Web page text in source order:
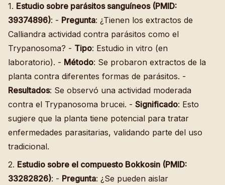
1. Estudio sobre parásitos sanguíneos (PMID:
39374896): - Pregunta: ¿Tienen los extractos de
Calliandra actividad contra parásitos como el
Trypanosoma? - Tipo: Estudio in vitro (en
laboratorio). - Método: Se probaron extractos de la
planta contra diferentes formas de parásitos. -
Resultados: Se observó una actividad moderada
contra el Trypanosoma brucei. - Significado: Esto
sugiere que la planta tiene potencial para tratar
enfermedades parasitarias, validando parte del uso
tradicional.
2. Estudio sobre el compuesto Bokkosin (PMID:
33282826): - Pregunta: ¿Se pueden aislar